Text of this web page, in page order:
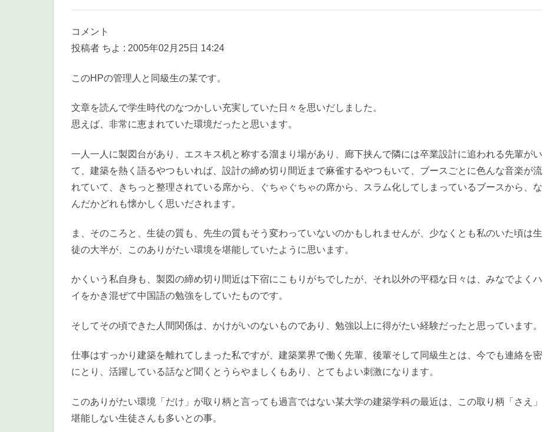
コメント
投稿者 ちよ : 2005年02月25日 14:24
このHPの管理人と同級生の某です。
文章を読んで学生時代のなつかしい充実していた日々を思いだしました。
思えば、非常に恵まれていた環境だったと思います。
一人一人に製図台があり、エスキス机と称する溜まり場があり、廊下挟んで隣には卒業設計に追われる先輩がい
て、建築を熱く語るやつもいれば、設計の締め切り間近まで麻雀するやつもいて、ブースごとに色んな音楽が流
れていて、きちっと整理されている席から、ぐちゃぐちゃの席から、スラム化してしまっているブースから、な
んだかどれも懐かしく思いだされます。
ま、そのころと、生徒の質も、先生の質もそう変わっていないのかもしれませんが、少なくとも私のいた頃は生
徒の大半が、このありがたい環境を堪能していたように思います。
かくいう私自身も、製図の締め切り間近は下宿にこもりがちでしたが、それ以外の平穏な日々は、みなでよくハ
イをかき混ぜて中国語の勉強をしていたものです。
そしてその頃できた人間関係は、かけがいのないものであり、勉強以上に得がたい経験だったと思っています。
仕事はすっかり建築を離れてしまった私ですが、建築業界で働く先輩、後輩そして同級生とは、今でも連絡を密
にとり、活躍している話など聞くとうらやましくもあり、とてもよい刺激になります。
このありがたい環境「だけ」が取り柄と言っても過言ではない某大学の建築学科の最近は、この取り柄「さえ」
堪能しない生徒さんも多いとの事。